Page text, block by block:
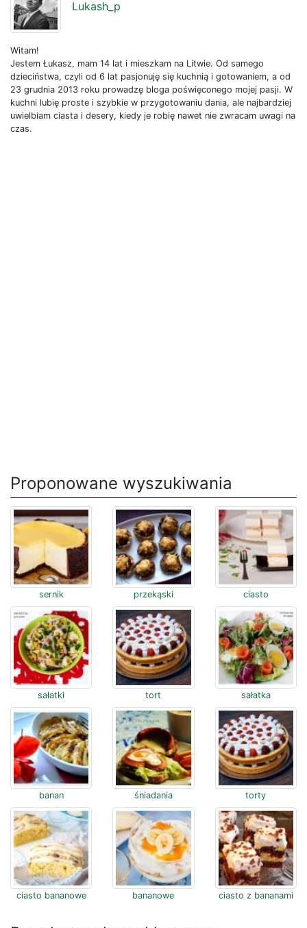
Lukash_p
Witam!
Jestem Łukasz, mam 14 lat i mieszkam na Litwie. Od samego
dzieciństwa, czyli od 6 lat pasjonuję się kuchnią i gotowaniem, a od
23 grudnia 2013 roku prowadzę bloga poświęconego mojej pasji. W
kuchni lubię proste i szybkie w przygotowaniu dania, ale najbardziej
uwielbiam ciasta i desery, kiedy je robię nawet nie zwracam uwagi na
czas.
Proponowane wyszukiwania
sernik przekąski ciasto
sałatki tort sałatka
banan śniadania torty
ciasto bananowe bananowe ciasto z bananami